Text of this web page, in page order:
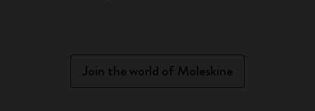
Join the world of Moleskine